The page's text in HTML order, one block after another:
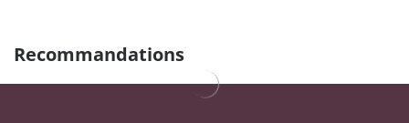
Recommandations